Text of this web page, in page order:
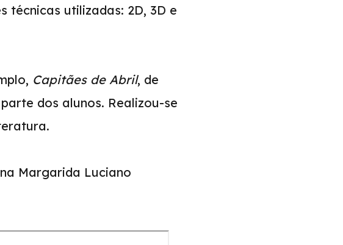
técnicas utilizadas: 2D, 3D e
Capitães de Abril, de
dos alunos. Realizou-se
Margarida Luciano